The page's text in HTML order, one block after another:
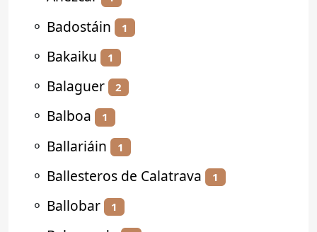
⚬ Badostáin 1
⚬ Bakaiku 1
⚬ Balaguer 2
⚬ Balboa 1
⚬ Ballariáin 1
⚬ Ballesteros de Calatrava 1
⚬ Ballobar 1